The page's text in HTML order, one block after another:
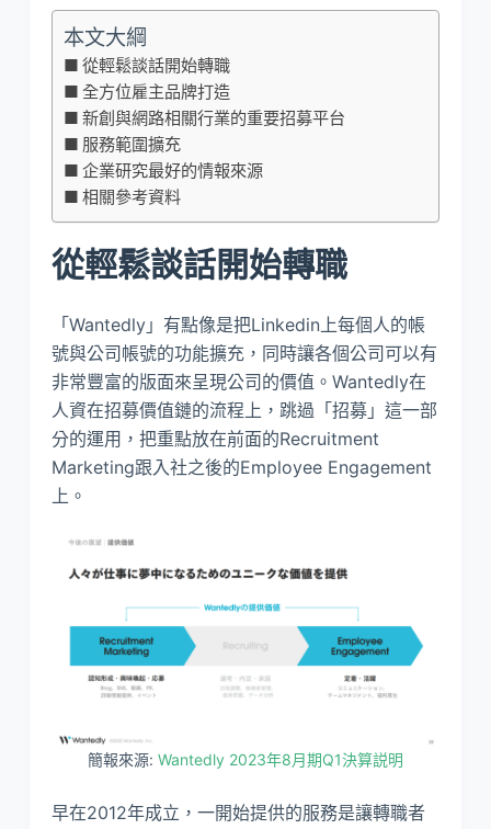
本文大綱
從輕鬆談話開始轉職
全方位雇主品牌打造
新創與網路相關行業的重要招募平台
服務範圍擴充
企業研究最好的情報來源
相關參考資料
從輕鬆談話開始轉職
「Wantedly」有點像是把Linkedin上每個人的帳
號與公司帳號的功能擴充，同時讓各個公司可以有
非常豐富的版面來呈現公司的價值。Wantedly在
人資在招募價值鏈的流程上，跳過「招募」這一部
分的運用，把重點放在前面的Recruitment
Marketing跟入社之後的Employee Engagement
上。
簡報來源: Wantedly 2023年8月期Q1決算説明
早在2012年成立，一開始提供的服務是讓轉職者